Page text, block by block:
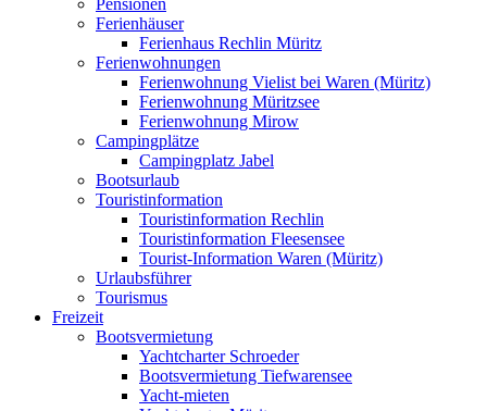
Ferienhäuser
Ferienhaus Rechlin Müritz
Ferienwohnungen
Ferienwohnung Vielist bei Waren (Müritz)
Ferienwohnung Müritzsee
Ferienwohnung Mirow
Campingplätze
Campingplatz Jabel
Bootsurlaub
Touristinformation
Touristinformation Rechlin
Touristinformation Fleesensee
Tourist-Information Waren (Müritz)
Urlaubsführer
Tourismus
Freizeit
Bootsvermietung
Yachtcharter Schroeder
Bootsvermietung Tiefwarensee
Yacht-mieten